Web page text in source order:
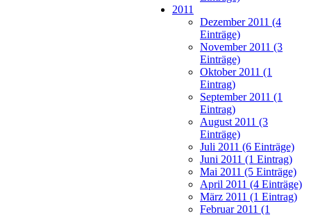
2011
Dezember 2011 (4
Einträge)
November 2011 (3
Einträge)
Oktober 2011 (1
Eintrag)
September 2011 (1
Eintrag)
August 2011 (3
Einträge)
Juli 2011 (6 Einträge)
Juni 2011 (1 Eintrag)
Mai 2011 (5 Einträge)
April 2011 (4 Einträge)
März 2011 (1 Eintrag)
Februar 2011 (1